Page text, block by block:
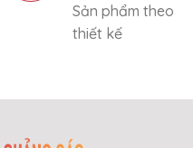
Sản phẩm theo
thiết kế